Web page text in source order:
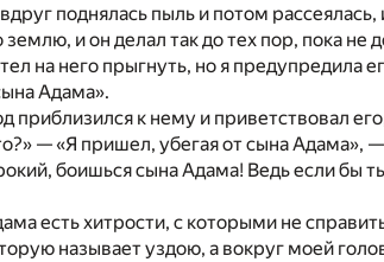
поднялась пыль и потом рассеялась,
и он делал так до тех пор, пока не
на него прыгнуть, но я предупредила
Адама».
к нему и приветствовал
— «Я пришел, убегая от сына Адама»,
боишься сына Адама! Ведь если бы
есть хитрости, с которыми не
называет уздою, а вокруг моей